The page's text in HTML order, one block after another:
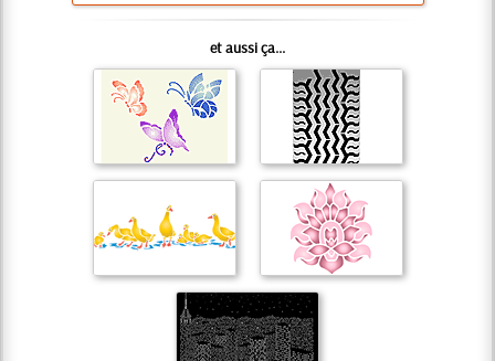
et aussi ça...